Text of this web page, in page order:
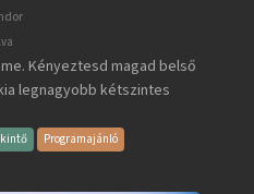
Kényeztesd magad belső
legnagyobb kétszintes
Programajánló